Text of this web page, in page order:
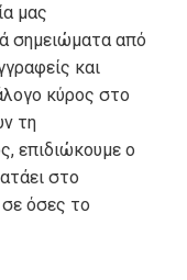
μας
σημειώματα από
και
κύρος στο
τη
επιδιώκουμε ο
στο
σε όσες το